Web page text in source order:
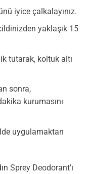
iyice çalkalayınız.
yaklaşık 15
tutarak, koltuk altı
sonra,
kurumasını
uygulamaktan
Sprey Deodorant’ı